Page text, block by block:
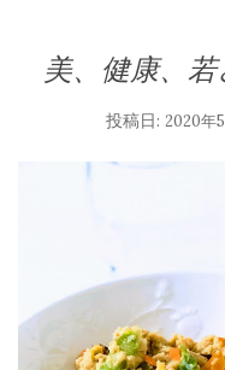
美、健康、
投稿日: 2020年